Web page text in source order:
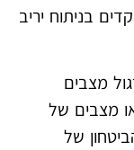
בניתוח יריב
מצבים
או מצבים של
של